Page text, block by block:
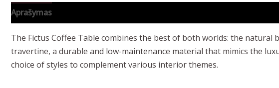
Aprašymas
The Fictus Coffee Table combines the best of both worlds: the
travertine, a durable and low-maintenance material that mimics the
choice of styles to complement various interior themes.